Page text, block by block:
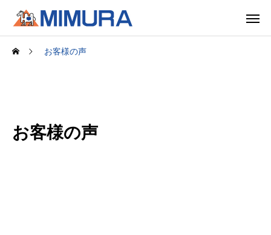
お客様の声
お客様の声